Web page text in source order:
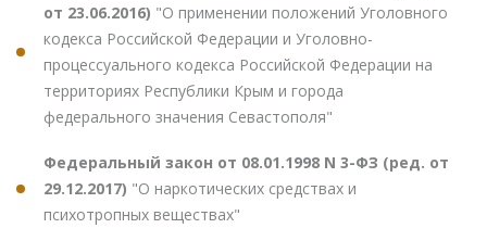
от 23.06.2016) "О применении положений Уголовного
кодекса Российской Федерации и Уголовно-
процессуального кодекса Российской Федерации на
территориях Республики Крым и города
федерального значения Севастополя"
Федеральный закон от 08.01.1998 N 3-ФЗ (ред. от
29.12.2017) "О наркотических средствах и
психотропных веществах"